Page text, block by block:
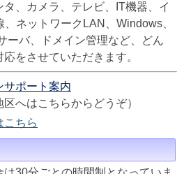
タ、カメラ、テレビ、IT機器、イ
ネットワークLAN、Windows、
ーバ、ドメイン管理など、どん
をさせていただきます。
サポート案内
へはこちらからどうぞ）
こちら